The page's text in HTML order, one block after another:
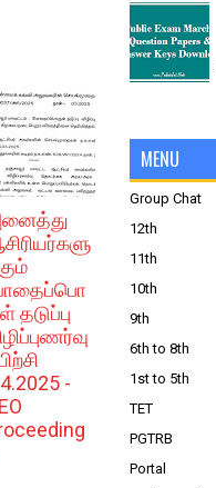
தடுப்பு
-
MENU
Group Chat
12th
11th
10th
9th
6th to 8th
1st to 5th
TET
PGTRB
Portal